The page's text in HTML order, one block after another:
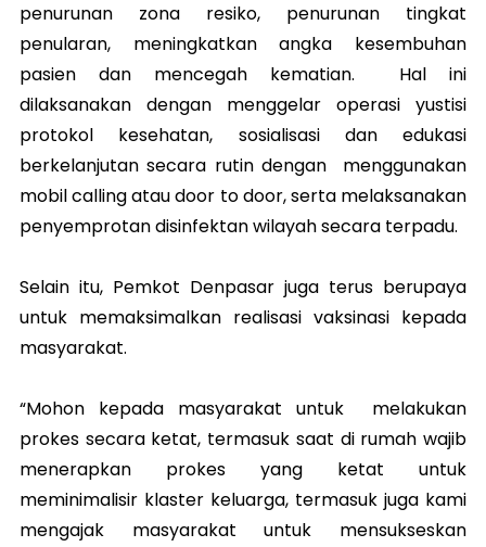
penurunan zona resiko, penurunan tingkat
penularan, meningkatkan angka kesembuhan
pasien dan mencegah kematian. Hal ini
dilaksanakan dengan menggelar operasi yustisi
protokol kesehatan, sosialisasi dan edukasi
berkelanjutan secara rutin dengan menggunakan
mobil calling atau door to door, serta melaksanakan
penyemprotan disinfektan wilayah secara terpadu.
Selain itu, Pemkot Denpasar juga terus berupaya
untuk memaksimalkan realisasi vaksinasi kepada
masyarakat.
“Mohon kepada masyarakat untuk melakukan
prokes secara ketat, termasuk saat di rumah wajib
menerapkan prokes yang ketat untuk
meminimalisir klaster keluarga, termasuk juga kami
mengajak masyarakat untuk mensukseskan